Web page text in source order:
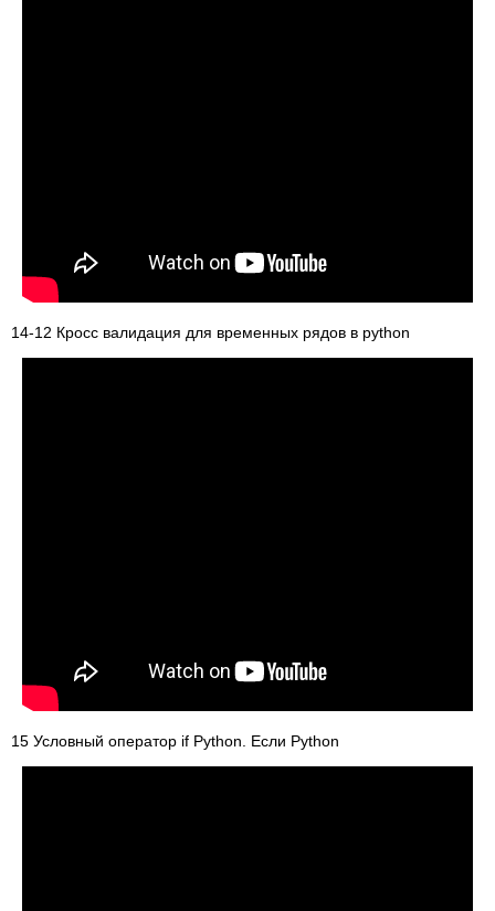
14-12 Кросс валидация для временных рядов в python
15 Условный оператор if Python. Если Python